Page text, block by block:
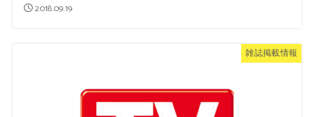
2018.09.19
雑誌掲載情報